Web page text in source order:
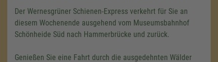
Der Wernesgrüner Schienen-Express verkehrt für Sie an
diesem Wochenende ausgehend vom Museumsbahnhof
Schönheide Süd nach Hammerbrücke und zurück.
Genießen Sie eine Fahrt durch die ausgedehnten Wälder